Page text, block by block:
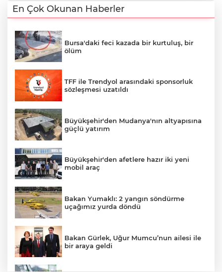
En Çok Okunan Haberler
Bursa'daki feci kazada bir kurtuluş, bir
ölüm
TFF ile Trendyol arasındaki sponsorluk
sözleşmesi uzatıldı
Büyükşehir'den Mudanya'nın altyapısına
güçlü yatırım
Büyükşehir'den afetlere hazır iki yeni
mobil araç
Bakan Yumaklı: 2 yangın söndürme
uçağımız yurda döndü
Bakan Gürlek, Uğur Mumcu’nun ailesi ile
bir araya geldi